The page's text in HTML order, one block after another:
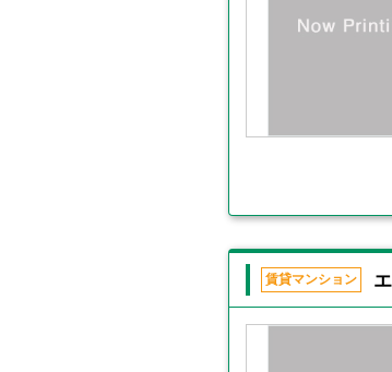
賃貸マンション